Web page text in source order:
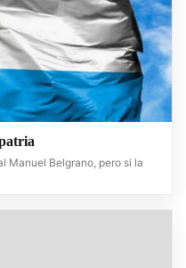
Manuel Belgrano, pero si la